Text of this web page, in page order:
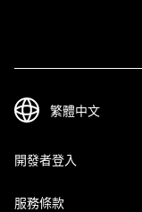
開發者登入
服務條款